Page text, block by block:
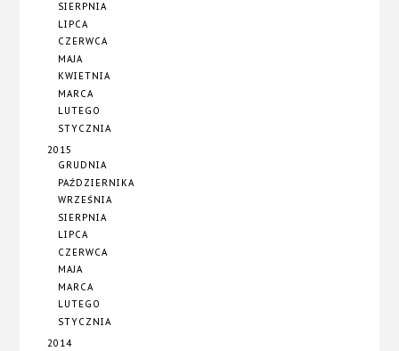
SIERPNIA
LIPCA
CZERWCA
MAJA
KWIETNIA
MARCA
LUTEGO
STYCZNIA
2015
GRUDNIA
PAŹDZIERNIKA
WRZEŚNIA
SIERPNIA
LIPCA
CZERWCA
MAJA
MARCA
LUTEGO
STYCZNIA
2014